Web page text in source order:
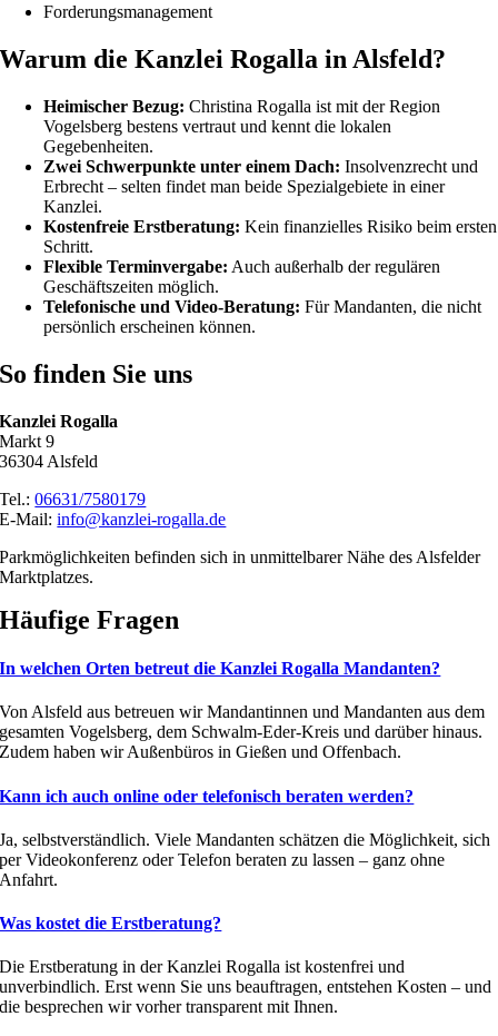
Forderungsmanagement
Warum die Kanzlei Rogalla in Alsfeld?
Heimischer Bezug: Christina Rogalla ist mit der Region
Vogelsberg bestens vertraut und kennt die lokalen
Gegebenheiten.
Zwei Schwerpunkte unter einem Dach: Insolvenzrecht und
Erbrecht – selten findet man beide Spezialgebiete in einer
Kanzlei.
Kostenfreie Erstberatung: Kein finanzielles Risiko beim ersten
Schritt.
Flexible Terminvergabe: Auch außerhalb der regulären
Geschäftszeiten möglich.
Telefonische und Video-Beratung: Für Mandanten, die nicht
persönlich erscheinen können.
So finden Sie uns
Kanzlei Rogalla
Markt 9
36304 Alsfeld
Tel.:06631/7580179
E-Mail:info@kanzlei-rogalla.de
Parkmöglichkeiten befinden sich in unmittelbarer Nähe des Alsfelder
Marktplatzes.
Häufige Fragen
In welchen Orten betreut die Kanzlei Rogalla Mandanten?
Von Alsfeld aus betreuen wir Mandantinnen und Mandanten aus dem
gesamten Vogelsberg, dem Schwalm-Eder-Kreis und darüber hinaus.
Zudem haben wir Außenbüros in Gießen und Offenbach.
Kann ich auch online oder telefonisch beraten werden?
Ja, selbstverständlich. Viele Mandanten schätzen die Möglichkeit, sich
per Videokonferenz oder Telefon beraten zu lassen – ganz ohne
Anfahrt.
Was kostet die Erstberatung?
Die Erstberatung in der Kanzlei Rogalla ist kostenfrei und
unverbindlich. Erst wenn Sie uns beauftragen, entstehen Kosten – und
die besprechen wir vorher transparent mit Ihnen.